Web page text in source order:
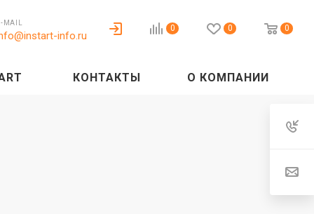
MAIL
info.ru
0 0 0
КОНТАКТЫ О КОМПАНИИ